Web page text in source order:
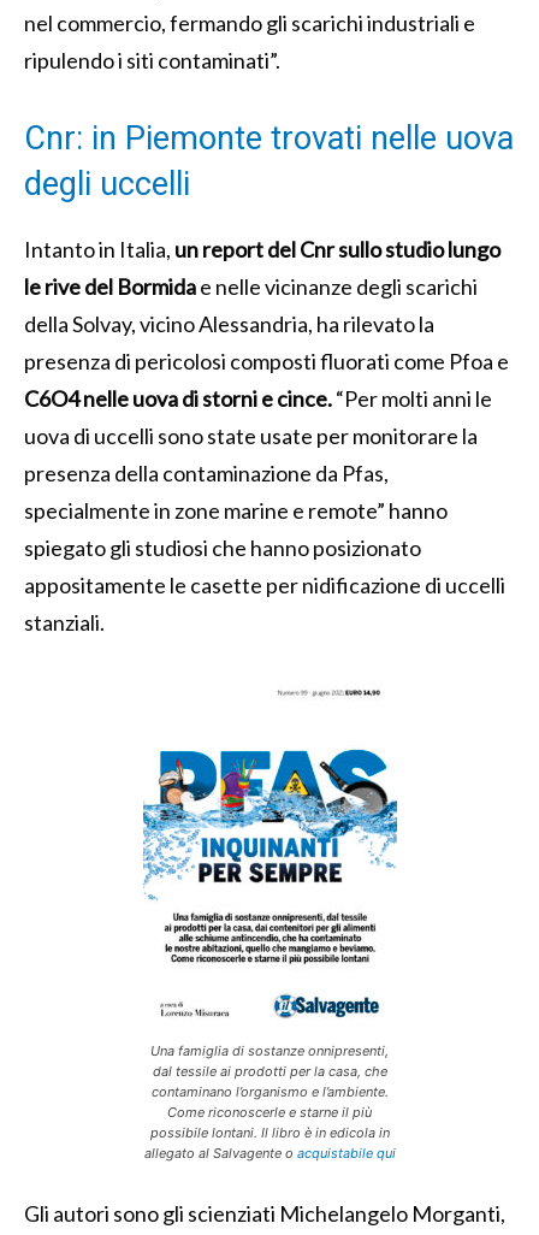
nel commercio, fermando gli scarichi industriali e
ripulendo i siti contaminati”.
Cnr: in Piemonte trovati nelle uova
degli uccelli
Intanto in Italia, un report del Cnrsullo studio lungo
le rive del Bormidae nelle vicinanze degli scarichi
della Solvay, vicino Alessandria, ha rilevato la
presenza di pericolosi composti fluorati come Pfoa e
C6O4 nelle uova di storni e cince.“Per molti anni le
uova di uccelli sono state usate per monitorare la
presenza della contaminazione da Pfas,
specialmente in zone marine e remote” hanno
spiegato gli studiosi che hanno posizionato
appositamente le casette per nidificazione di uccelli
stanziali.
Una famiglia di sostanze onnipresenti,
dal tessile ai prodotti per la casa, che
contaminano l’organismo e l’ambiente.
Come riconoscerle e starne il più
possibile lontani. Il libro è in edicola in
allegato al Salvagente o acquistabile qui
Gli autori sono gli scienziati Michelangelo Morganti,